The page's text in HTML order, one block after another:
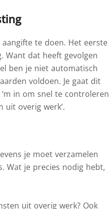
te doen. Het eerste
Want dat heeft gevolgen
ben je niet automatisch
voldoen. Je gaat dit
‘m in om snel te controleren
uit overig werk’.
je moet verzamelen
Wat je precies nodig hebt,
uit overig werk? Ook